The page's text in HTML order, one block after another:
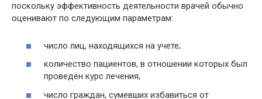
поскольку эффективность деятельности врачей обычно
оценивают по следующим параметрам:
число лиц, находящихся на учете;
количество пациентов, в отношении которых был
проведён курс лечения;
число граждан, сумевших избавиться от